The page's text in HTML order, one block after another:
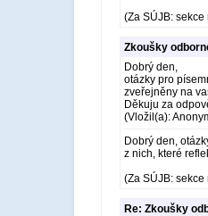
(Za SÚJB:
Zkoušky
Dobrý den,
otázky pro
zveřejněny na
Děkuju za
(Vložil(a):
Dobrý den,
z nich, které
(Za SÚJB:
Re: Zkoušky